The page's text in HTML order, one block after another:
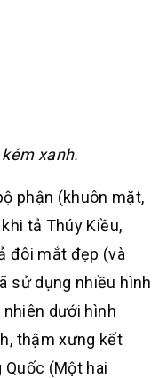
xanh.
phận (khuôn mặt,
tả Thúy Kiều,
đôi mắt đẹp (và
sử dụng nhiều hình
dưới hình
thậm xưng kết
(Một hai